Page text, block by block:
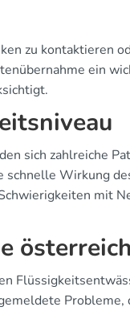
zu kontaktieren
ein
sich zahlreiche
schnelle Wirkung
mit